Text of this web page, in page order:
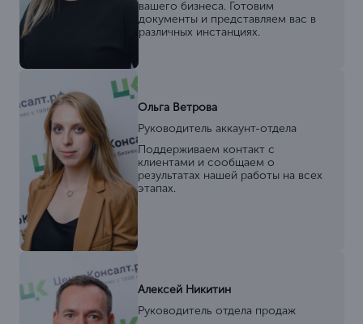
вашего бизнеса. Готовим
документы и представляем вас в
различных инстанциях.
Ольга Ветрова
Руководитель аккаунт-отдела
Поддерживаем контакт с
клиентами и сообщаем о
результатах нашей работы на всех
этапах.
Алексей Никитин
Руководитель отдела продаж